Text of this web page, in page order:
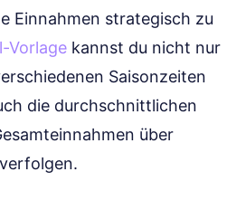
Einnahmen strategisch zu
Vorlage kannst du nicht nur
Saisonzeiten
die durchschnittlichen
über